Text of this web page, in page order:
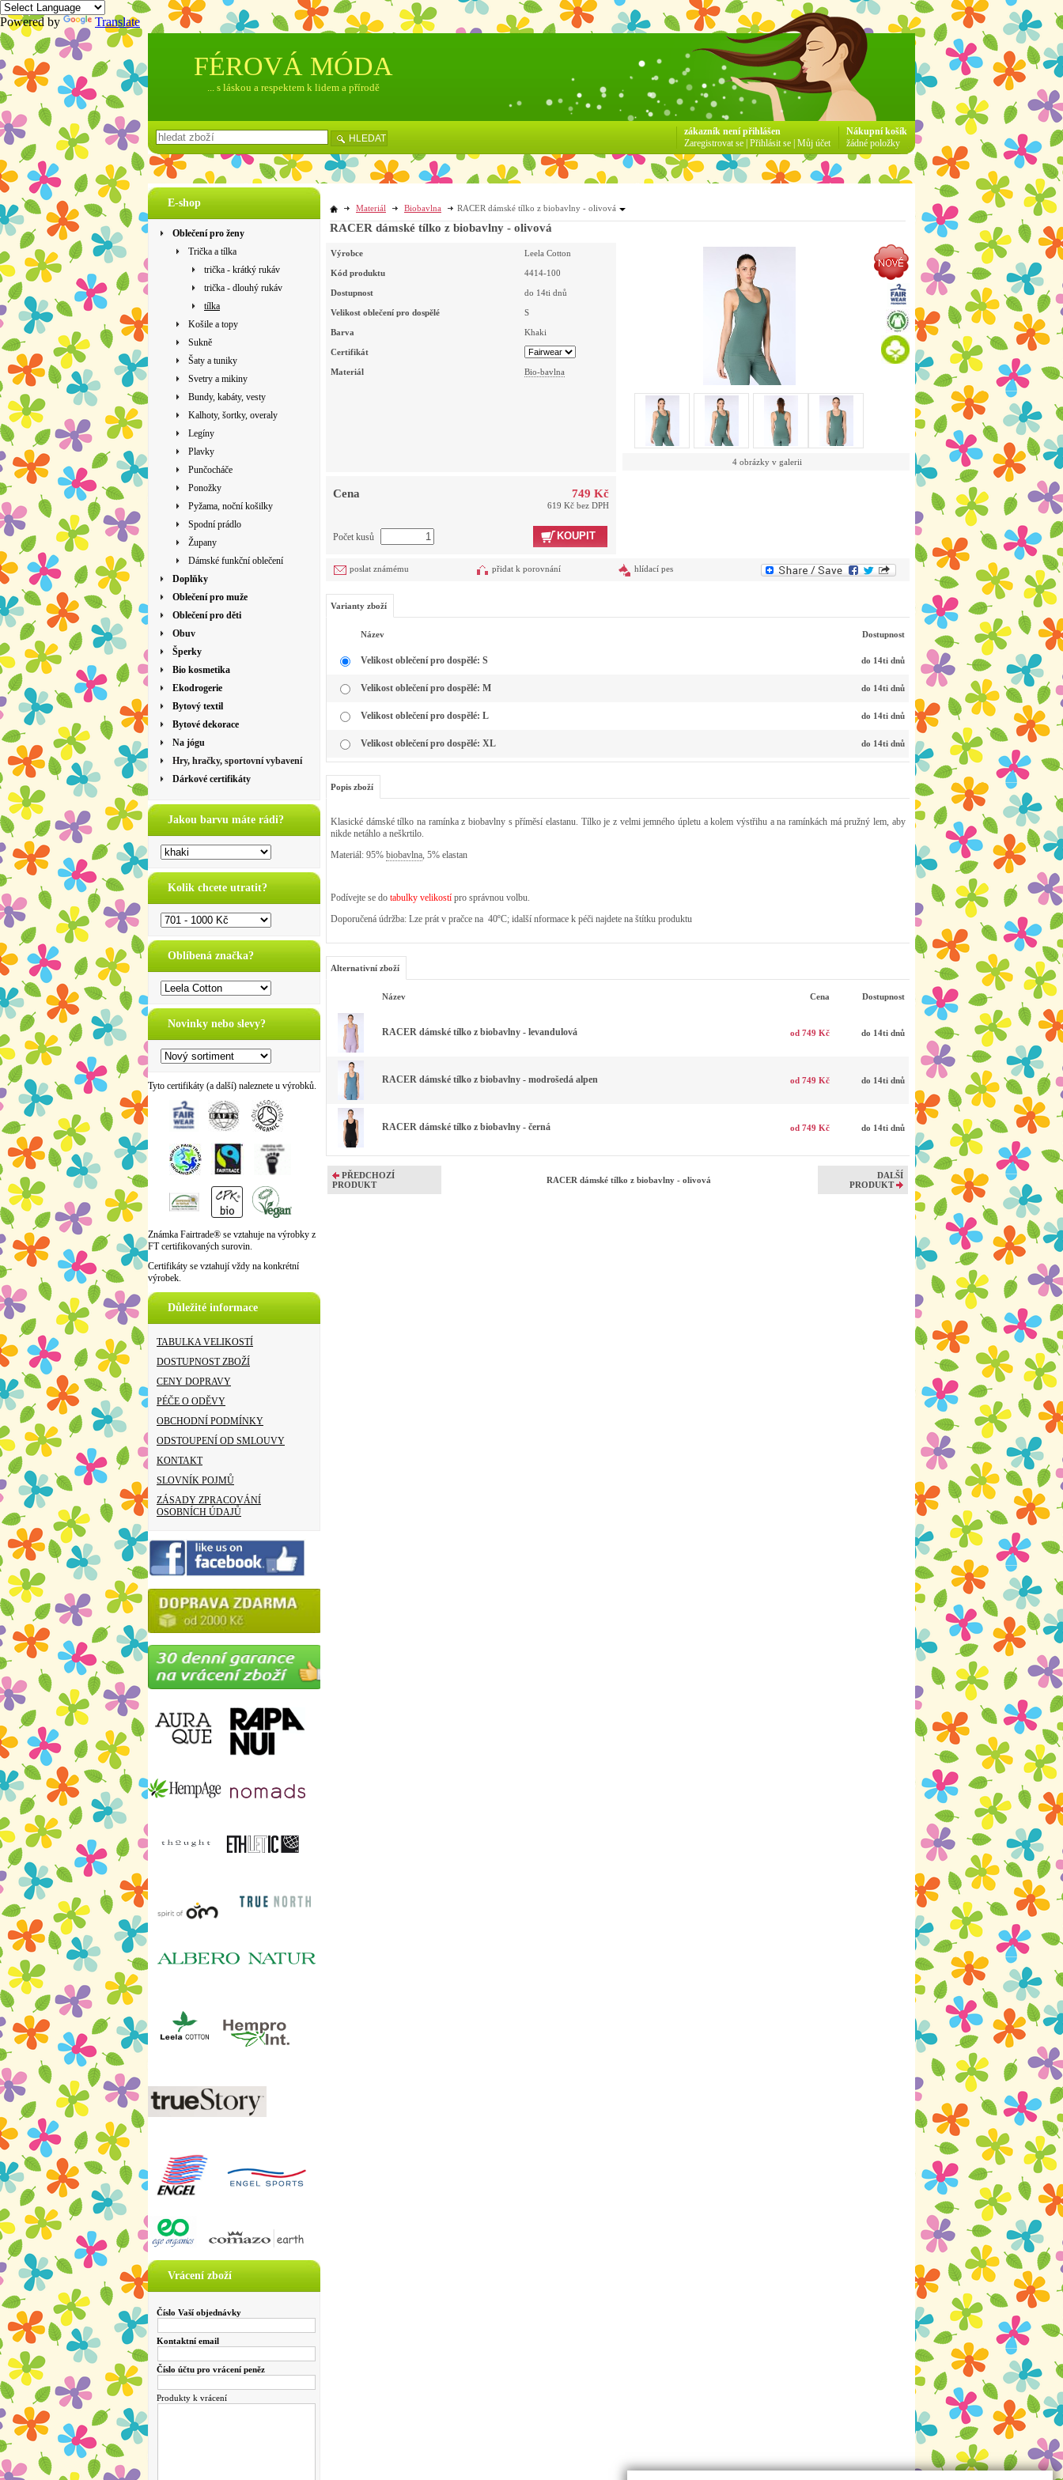
Powered by Translate
E-shop
Oblečení pro ženy
Trička a tílka
trička - krátký rukáv
trička - dlouhý rukáv
tílka
Košile a topy
Sukně
Šaty a tuniky
Svetry a mikiny
Bundy, kabáty, vesty
Kalhoty, šortky, overaly
Legíny
Plavky
Punčocháče
Ponožky
Pyžama, noční košilky
Spodní prádlo
Župany
Dámské funkční oblečení
Doplňky
Oblečení pro muže
Oblečení pro děti
Obuv
Šperky
Bio kosmetika
Ekodrogerie
Bytový textil
Bytové dekorace
Na jógu
Hry, hračky, sportovní vybavení
Dárkové certifikáty
Jakou barvu máte rádi?
Kolik chcete utratit?
Oblíbená značka?
Novinky nebo slevy?
Tyto certifikáty (a další) naleznete u výrobků.
Známka Fairtrade® se vztahuje na výrobky z
FT certifikovaných surovin.
Certifikáty se vztahují vždy na konkrétní
výrobek.
Důležité informace
TABULKA VELIKOSTÍ
DOSTUPNOST ZBOŽÍ
CENY DOPRAVY
PÉČE O ODĚVY
OBCHODNÍ PODMÍNKY
ODSTOUPENÍ OD SMLOUVY
KONTAKT
SLOVNÍK POJMŮ
ZÁSADY ZPRACOVÁNÍ
OSOBNÍCH ÚDAJŮ
Vrácení zboží
Číslo Vaší objednávky
Kontaktní email
Číslo účtu pro vrácení peněz
Produkty k vrácení
Materiál Biobavlna RACER dámské tílko z biobavlny - olivová
RACER dámské tílko z biobavlny - olivová
Výrobce Leela Cotton
Kód produktu 4414-100
Dostupnost do 14ti dnů
Velikost oblečení pro dospělé S
Barva Khaki
Certifikát
Materiál Bio-bavlna
4 obrázky v galerii
Cena 749 Kč
619 Kč bez DPH
Počet kusů KOUPIT
poslat známému přidat k porovnání hlídací pes
Varianty zboží
Název Dostupnost
Velikost oblečení pro dospělé: S do 14ti dnů
Velikost oblečení pro dospělé: M do 14ti dnů
Velikost oblečení pro dospělé: L do 14ti dnů
Velikost oblečení pro dospělé: XL do 14ti dnů
Popis zboží
Klasické dámské tílko na ramínka z biobavlny s příměsí elastanu. Tílko je z velmi jemného úpletu a kolem výstřihu a na ramínkách má pružný lem, aby
nikde netáhlo a neškrtilo.
Materiál: 95% biobavlna, 5% elastan
Podívejte se do tabulky velikostí pro správnou volbu.
Doporučená údržba: Lze prát v pračce na 40ºC; idalší nformace k péči najdete na štítku produktu
Alternativní zboží
Název Cena Dostupnost
RACER dámské tílko z biobavlny - levandulová od 749 Kč do 14ti dnů
RACER dámské tílko z biobavlny - modrošedá alpen od 749 Kč do 14ti dnů
RACER dámské tílko z biobavlny - černá od 749 Kč do 14ti dnů
PŘEDCHOZÍ
PRODUKT
RACER dámské tílko z biobavlny - olivová
DALŠÍ
PRODUKT
FÉROVÁ MÓDA
... s láskou a respektem k lidem a přírodě
HLEDAT
Nákupní košík
žádné položky
zákazník není přihlášen
Zaregistrovat se Přihlásit se Můj účet